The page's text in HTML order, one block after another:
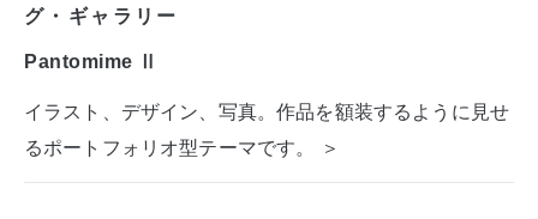
グ・ギャラリー
Pantomime Ⅱ
イラスト、デザイン、写真。作品を額装するように見せ
るポートフォリオ型テーマです。 ＞